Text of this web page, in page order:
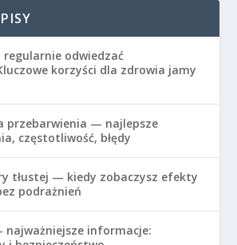
odwiedzać
korzyści dla zdrowia jamy
przebarwienia — najlepsze
częstotliwość, błędy
tłustej — kiedy zobaczysz efekty
podrażnień
informacje: